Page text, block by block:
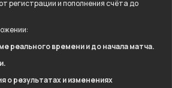
регистрации и пополнения счёта до
реального времени и до начала матча.
о результатах и изменениях